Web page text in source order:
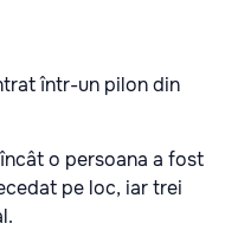
într-un pilon din
o persoana a fost
pe loc, iar trei